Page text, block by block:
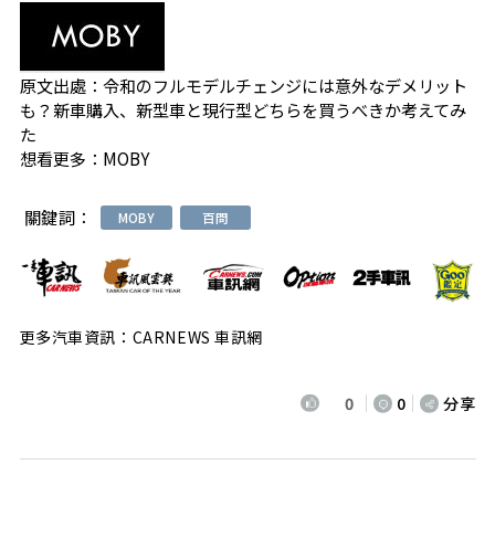
原文出處： 令和のフルモデルチェンジには意外なデメリット
も？新車購入、新型車と現行型どちらを買うべきか考えてみ
た
想看更多： MOBY
關鍵詞： MOBY 百問
更多汽車資訊：CARNEWS 車訊網
0 0 分享